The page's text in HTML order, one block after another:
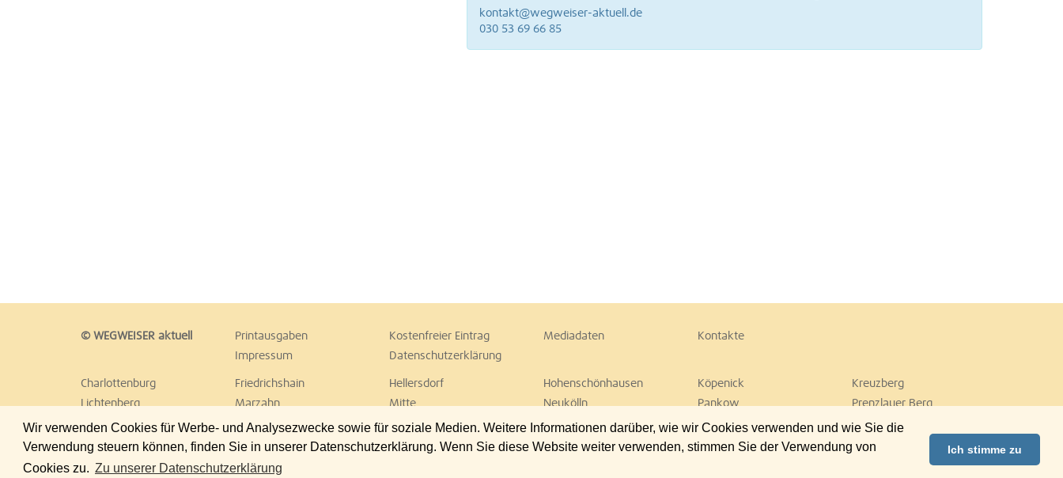
Wir verwenden Cookies für Werbe- und Analysezwecke sowie für soziale Medien. Weitere Informationen darüber, wie wir Cookies verwenden und wie Sie die
Verwendung steuern können, finden Sie in unserer Datenschutzerklärung. Wenn Sie diese Website weiter verwenden, stimmen Sie der Verwendung von
Cookies zu. Zu unserer Datenschutzerklärung
Ich stimme zu
kontakt@wegweiser-aktuell.de
030 53 69 66 85
© WEGWEISER aktuell Printausgaben Kostenfreier Eintrag Mediadaten
Kontakte
Impressum
Datenschutzerklärung
Charlottenburg Friedrichshain Hellersdorf Hohenschönhausen Köpenick
Kreuzberg
Lichtenberg
Marzahn Mitte Neukölln Pankow
Prenzlauer Berg
Reinickendorf
Schöneberg Spandau Steglitz Tempelhof
Tiergarten
Treptow
Umland Ost Wedding Weißensee Wilmersdorf Zehlendorf